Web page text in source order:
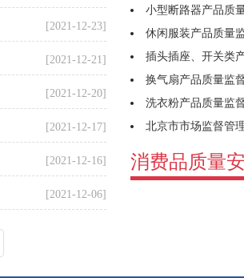
[2021-12-23]
[2021-12-21]
[2021-12-20]
[2021-12-17]
[2021-12-16]
[2021-12-06]
小型断路器产品质
休闲服装产品质量
插头插座、开关类
换气扇产品质量监
洗衣粉产品质量监
北京市市场监督管理
消费品质量